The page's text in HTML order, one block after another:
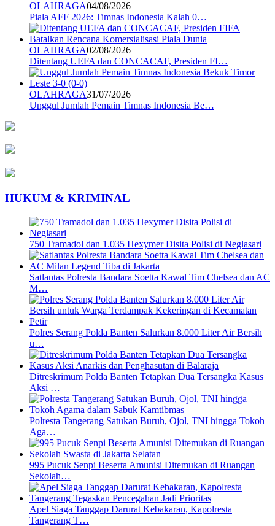
OLAHRAGA04/08/2026
Piala AFF 2026: Timnas Indonesia Kalah 0…
OLAHRAGA02/08/2026
Ditentang UEFA dan CONCACAF, Presiden FI…
OLAHRAGA31/07/2026
Unggul Jumlah Pemain Timnas Indonesia Be…
HUKUM & KRIMINAL
750 Tramadol dan 1.035 Hexymer Disita Polisi di Neglasari
Satlantas Polresta Bandara Soetta Kawal Tim Chelsea dan AC
M…
Polres Serang Polda Banten Salurkan 8.000 Liter Air Bersih
u…
Ditreskrimum Polda Banten Tetapkan Dua Tersangka Kasus
Aksi …
Polresta Tangerang Satukan Buruh, Ojol, TNI hingga Tokoh
Aga…
995 Pucuk Senpi Beserta Amunisi Ditemukan di Ruangan
Sekolah…
Apel Siaga Tanggap Darurat Kebakaran, Kapolresta
Tangerang T…